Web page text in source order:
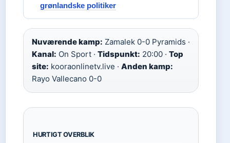
grønlandske politiker
Nuværende kamp: Zamalek 0-0 Pyramids ·
Kanal: On Sport · Tidspunkt: 20:00 · Top
site: kooraonlinetv.live · Anden kamp:
Rayo Vallecano 0-0
HURTIGT OVERBLIK